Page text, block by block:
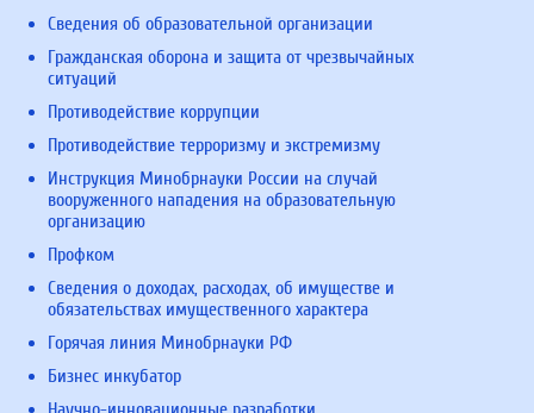
Сведения об образовательной организации
Гражданская оборона и защита от чрезвычайных
ситуаций
Противодействие коррупции
Противодействие терроризму и экстремизму
Инструкция Минобрнауки России на случай
вооруженного нападения на образовательную
организацию
Профком
Сведения о доходах, расходах, об имуществе и
обязательствах имущественного характера
Горячая линия Минобрнауки РФ
Бизнес инкубатор